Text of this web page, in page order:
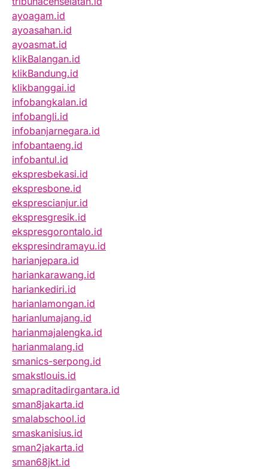
ayoagam.id
ayoasahan.id
ayoasmat.id
klikBalangan.id
klikBandung.id
klikbanggai.id
infobangkalan.id
infobangli.id
infobanjarnegara.id
infobantaeng.id
infobantul.id
ekspresbekasi.id
ekspresbone.id
eksprescianjur.id
ekspresgresik.id
ekspresgorontalo.id
ekspresindramayu.id
harianjepara.id
hariankarawang.id
hariankediri.id
harianlamongan.id
harianlumajang.id
harianmajalengka.id
harianmalang.id
smanics-serpong.id
smakstlouis.id
smapraditadirgantara.id
sman8jakarta.id
smalabschool.id
smaskanisius.id
sman2jakarta.id
sman68jkt.id